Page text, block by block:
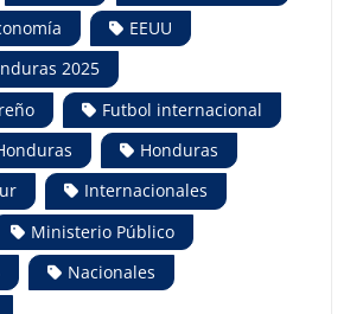
EEUU
2025
Futbol internacional
Honduras
Internacionales
Ministerio Público
Nacionales